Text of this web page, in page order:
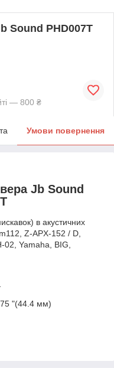
Sound PHD007T
— 800 ₴
Умови повернення
Jb Sound
в акустичних
Z-APX-152 / D,
02, Yamaha, BIG,
"(44.4 мм)